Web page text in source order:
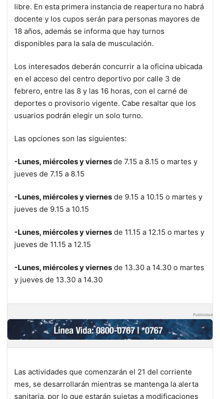
libre. En esta primera instancia de reapertura no habrá
docente y los cupos serán para personas mayores de
18 años, además se informa que hay turnos
disponibles para la sala de musculación.
Los interesados deberán concurrir a la oficina ubicada
en el acceso del centro deportivo por calle 3 de
febrero, entre las 8 y las 16 horas, con el carné de
deportes o provisorio vigente. Cabe resaltar que los
usuarios podrán elegir un solo turno.
Las opciones son las siguientes:
-Lunes, miércoles y viernesde 7.15 a 8.15 o martes y
jueves de 7.15 a 8.15
-Lunes, miércoles y viernes de 9.15 a 10.15 o martes y
jueves de 9.15 a 10.15
-Lunes, miércoles y viernes de 11.15 a 12.15 o martes y
jueves de 11.15 a 12.15
-Lunes, miércoles y viernes de 13.30 a 14.30 o martes
y jueves de 13.30 a 14.30
Publicidad
Las actividades que comenzarán el 21 del corriente
mes, se desarrollarán mientras se mantenga la alerta
sanitaria, por lo que estarán sujetas a modificaciones